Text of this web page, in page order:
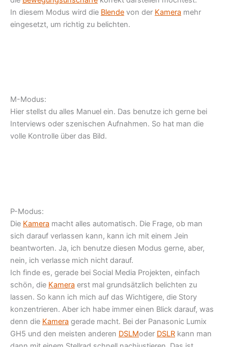
In diesem Modus wird die Blende von der Kamera mehr
eingesetzt, um richtig zu belichten.
M-Modus:
Hier stellst du alles Manuel ein. Das benutze ich gerne bei
Interviews oder szenischen Aufnahmen. So hat man die
volle Kontrolle über das Bild.
P-Modus:
Die Kamera macht alles automatisch. Die Frage, ob man
sich darauf verlassen kann, kann ich mit einem Jein
beantworten. Ja, ich benutze diesen Modus gerne, aber,
nein, ich verlasse mich nicht darauf.
Ich finde es, gerade bei Social Media Projekten, einfach
schön, die Kamera erst mal grundsätzlich belichten zu
lassen. So kann ich mich auf das Wichtigere, die Story
konzentrieren. Aber ich habe immer einen Blick darauf, was
denn die Kamera gerade macht. Bei der Panasonic Lumix
GH5 und den meisten anderen DSLModer DSLR kann man